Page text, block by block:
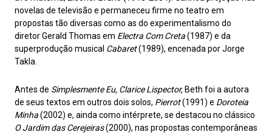
novelas de televisão e permaneceu firme no teatro em
propostas tão diversas como as do experimentalismo do
diretor Gerald Thomas em Electra Com Creta(1987) e da
superprodução musical Cabaret(1989), encenada por Jorge
Takla.
Antes de Simplesmente Eu, Clarice Lispector, Beth foi a autora
de seus textos em outros dois solos, Pierrot(1991) e Doroteia
Minha(2002) e, ainda como intérprete, se destacou no clássico
O Jardim das Cerejeiras(2000), nas propostas contemporâneas